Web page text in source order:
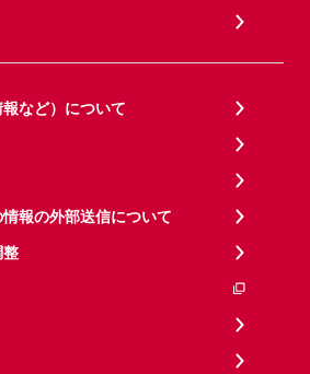
など）について
報の外部送信について
整